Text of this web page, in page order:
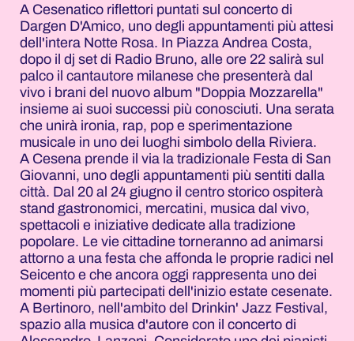
A Cesenatico riflettori puntati sul concerto di
Dargen D'Amico, uno degli appuntamenti più attesi
dell'intera Notte Rosa. In Piazza Andrea Costa,
dopo il dj set di Radio Bruno, alle ore 22 salirà sul
palco il cantautore milanese che presenterà dal
vivo i brani del nuovo album "Doppia Mozzarella"
insieme ai suoi successi più conosciuti. Una serata
che unirà ironia, rap, pop e sperimentazione
musicale in uno dei luoghi simbolo della Riviera.
A Cesena prende il via la tradizionale Festa di San
Giovanni, uno degli appuntamenti più sentiti dalla
città. Dal 20 al 24 giugno il centro storico ospiterà
stand gastronomici, mercatini, musica dal vivo,
spettacoli e iniziative dedicate alla tradizione
popolare. Le vie cittadine torneranno ad animarsi
attorno a una festa che affonda le proprie radici nel
Seicento e che ancora oggi rappresenta uno dei
momenti più partecipati dell'inizio estate cesenate.
A Bertinoro, nell'ambito del Drinkin' Jazz Festival,
spazio alla musica d'autore con il concerto di